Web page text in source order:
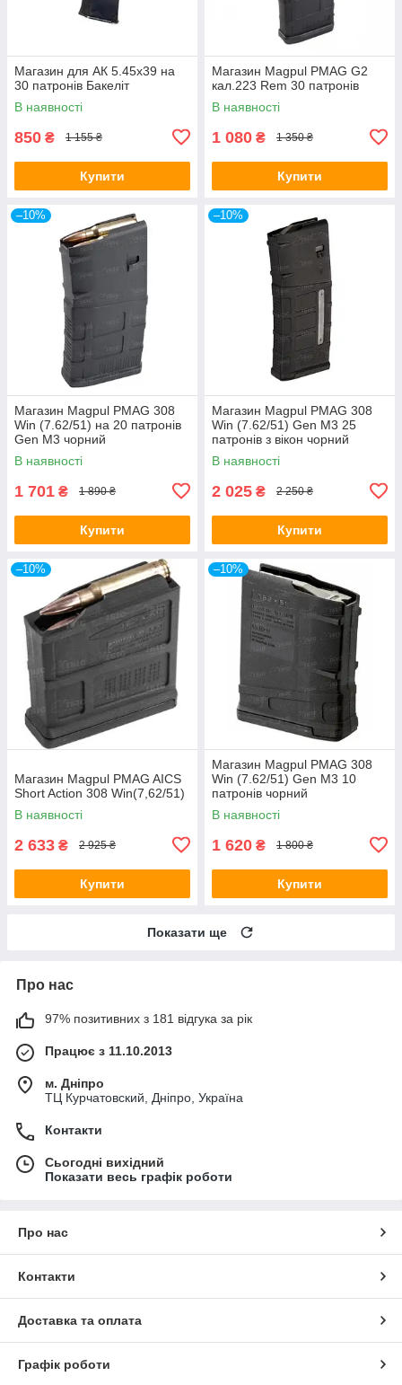
Магазин для АК 5.45х39 на
30 патронів Бакеліт
В наявності
850 ₴ 1 155 ₴
Купити
Магазин Magpul PMAG G2
кал.223 Rem 30 патронів
В наявності
1 080 ₴ 1 350 ₴
Купити
–10%
Магазин Magpul PMAG 308
Win (7.62/51) на 20 патронів
Gen M3 чорний
В наявності
1 701 ₴ 1 890 ₴
Купити
–10%
Магазин Magpul PMAG 308
Win (7.62/51) Gen M3 25
патронів з вікон чорний
В наявності
2 025 ₴ 2 250 ₴
Купити
–10%
Магазин Magpul PMAG AICS
Short Action 308 Win(7,62/51)
В наявності
2 633 ₴ 2 925 ₴
Купити
–10%
Магазин Magpul PMAG 308
Win (7.62/51) Gen M3 10
патронів чорний
В наявності
1 620 ₴ 1 800 ₴
Купити
Показати ще
Про нас
97% позитивних з 181 відгука за рік
Працює з 11.10.2013
м. Дніпро
ТЦ Курчатовский, Дніпро, Україна
Контакти
Сьогодні вихідний
Показати весь графік роботи
Про нас
Контакти
Доставка та оплата
Графік роботи